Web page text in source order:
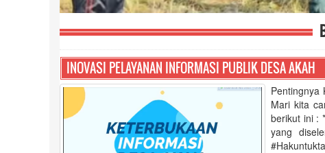
INOVASI PELAYANAN INFORMASI PUBLIK DESA AKAH
Pentingnya
Mari kita
berikut ini :
yang